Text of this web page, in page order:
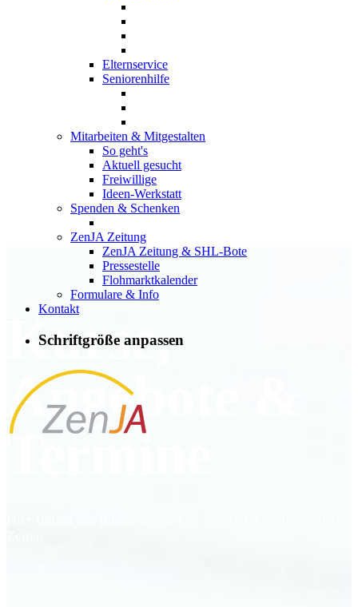
Elternservice
Seniorenhilfe
Mitarbeiten & Mitgestalten
So geht's
Aktuell gesucht
Freiwillige
Ideen-Werkstatt
Spenden & Schenken
ZenJA Zeitung
ZenJA Zeitung & SHL-Bote
Pressestelle
Flohmarktkalender
Formulare & Info
Kontakt
Schriftgröße anpassen
Kurse,
Angebote &
Termine